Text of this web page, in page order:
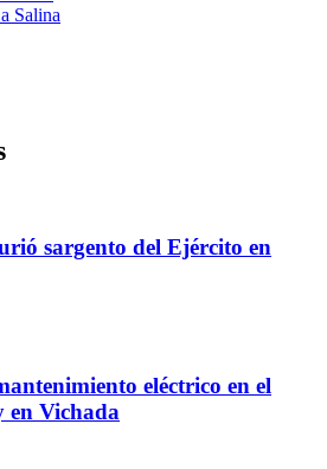
Salina
sargento del Ejército en
eléctrico en el
en Vichada